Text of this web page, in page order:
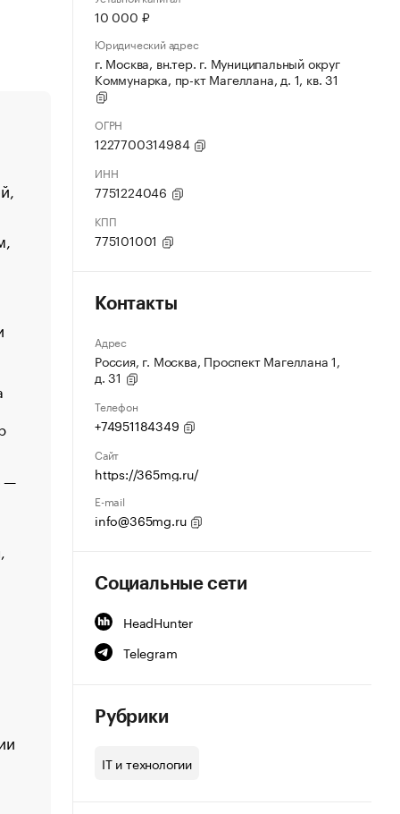
—
10 000 ₽
Юридический адрес
г. Москва, вн.тер. г. Муниципальный округ
Коммунарка, пр-кт Магеллана, д. 1, кв. 31
ОГРН
1227700314984
ИНН
7751224046
КПП
775101001
Контакты
Адрес
Россия, г. Москва, Проспект Магеллана 1,
д. 31
Телефон
+74951184349
Сайт
https://365mg.ru/
E-mail
info@365mg.ru
Социальные сети
HeadHunter
Telegram
Рубрики
IT и технологии